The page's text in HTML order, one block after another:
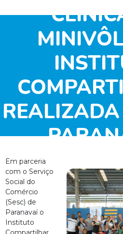
Em parceria
com o Serviço
Social do
Comércio
(Sesc) de
Paranavaí o
Instituto